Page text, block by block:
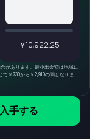
手する
￥10,922.25
があります。最小出金額は地域に
￥730から￥2,910の間となりま